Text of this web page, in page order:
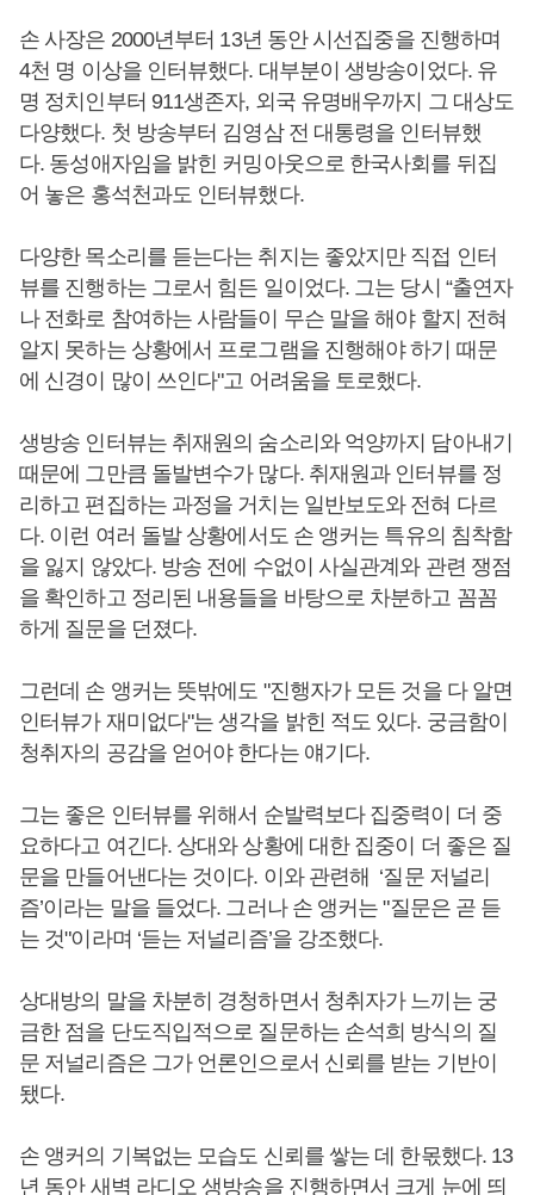
손 사장은 2000년부터 13년 동안 시선집중을 진행하며
4천 명 이상을 인터뷰했다. 대부분이 생방송이었다. 유
명 정치인부터 911생존자, 외국 유명배우까지 그 대상도
다양했다. 첫 방송부터 김영삼 전 대통령을 인터뷰했
다. 동성애자임을 밝힌 커밍아웃으로 한국사회를 뒤집
어 놓은 홍석천과도 인터뷰했다.
다양한 목소리를 듣는다는 취지는 좋았지만 직접 인터
뷰를 진행하는 그로서 힘든 일이었다. 그는 당시 “출연자
나 전화로 참여하는 사람들이 무슨 말을 해야 할지 전혀
알지 못하는 상황에서 프로그램을 진행해야 하기 때문
에 신경이 많이 쓰인다"고 어려움을 토로했다.
생방송 인터뷰는 취재원의 숨소리와 억양까지 담아내기
때문에 그만큼 돌발변수가 많다. 취재원과 인터뷰를 정
리하고 편집하는 과정을 거치는 일반보도와 전혀 다르
다. 이런 여러 돌발 상황에서도 손 앵커는 특유의 침착함
을 잃지 않았다. 방송 전에 수없이 사실관계와 관련 쟁점
을 확인하고 정리된 내용들을 바탕으로 차분하고 꼼꼼
하게 질문을 던졌다.
그런데 손 앵커는 뜻밖에도 "진행자가 모든 것을 다 알면
인터뷰가 재미없다"는 생각을 밝힌 적도 있다. 궁금함이
청취자의 공감을 얻어야 한다는 얘기다.
그는 좋은 인터뷰를 위해서 순발력보다 집중력이 더 중
요하다고 여긴다. 상대와 상황에 대한 집중이 더 좋은 질
문을 만들어낸다는 것이다. 이와 관련해 ‘질문 저널리
즘’이라는 말을 들었다. 그러나 손 앵커는 "질문은 곧 듣
는 것"이라며 ‘듣는 저널리즘’을 강조했다.
상대방의 말을 차분히 경청하면서 청취자가 느끼는 궁
금한 점을 단도직입적으로 질문하는 손석희 방식의 질
문 저널리즘은 그가 언론인으로서 신뢰를 받는 기반이
됐다.
손 앵커의 기복없는 모습도 신뢰를 쌓는 데 한몫했다. 13
년 동안 새벽 라디오 생방송을 진행하면서 크게 눈에 띄